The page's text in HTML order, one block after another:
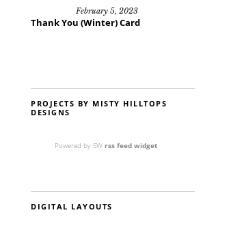
February 5, 2023
Thank You (Winter) Card
PROJECTS BY MISTY HILLTOPS
DESIGNS
Powered by SW rss feed widget
DIGITAL LAYOUTS